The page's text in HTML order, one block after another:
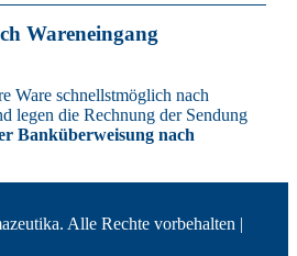
Wareneingang
Ware schnellstmöglich nach
legen die Rechnung der Sendung
Banküberweisung nach
Alle Rechte vorbehalten |